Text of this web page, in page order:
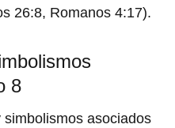
26:8, Romanos 4:17).
8
asociados